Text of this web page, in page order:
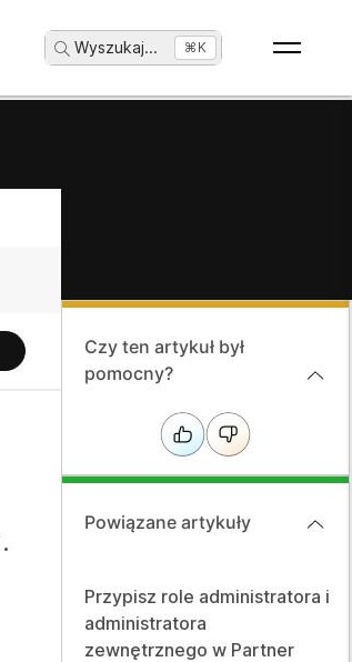
Wyszukaj... ⌘K
Czy ten artykuł był
pomocny?
Powiązane artykuły
Przypisz role administratora i
administratora
zewnętrznego w Partner